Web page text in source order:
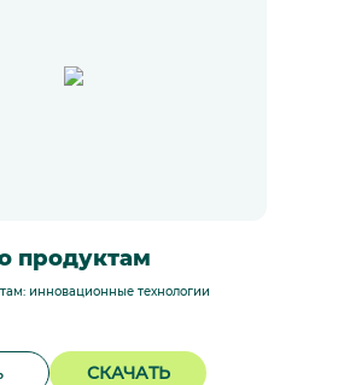
продуктам
инновационные технологии
СКАЧАТЬ